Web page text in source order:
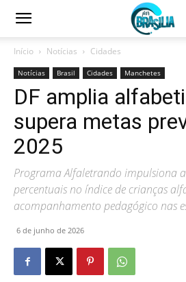
Início Notícias Cidades
Notícias Brasil Cidades Manchetes
DF amplia
supera metas
2025
Programa Alfaletrando impulsiona
percentuais no índice de crianças
acompanhamento pedagógico nas
6 de junho de 2026